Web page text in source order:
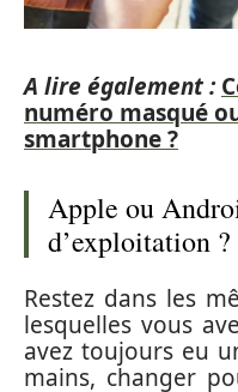
A lire également :
numéro masqué
smartphone ?
Apple ou
d’exploitation ?
Restez dans les
lesquelles vous
avez toujours eu
mains, changer